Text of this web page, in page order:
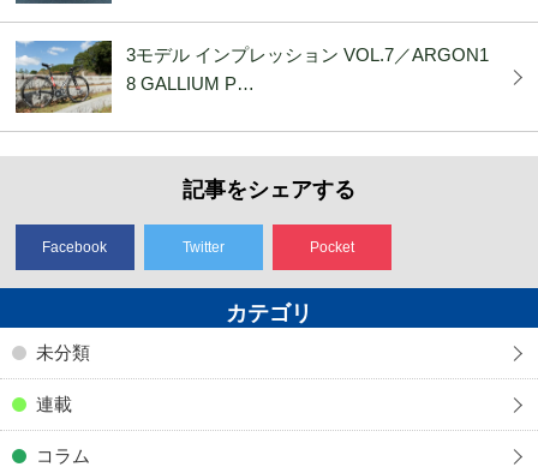
3モデル インプレッション VOL.7／ARGON1
8 GALLIUM P…
記事をシェアする
Facebook Twitter Pocket
カテゴリ
未分類
連載
コラム